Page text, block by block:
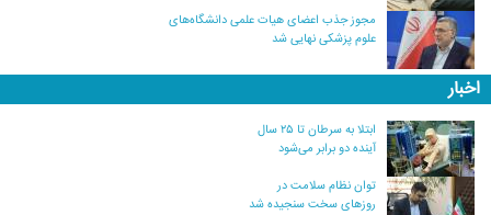
مجوز جذب اعضای هیات علمی دانشگاه‌های
علوم پزشکی نهایی شد
اخبار
ابتلا به سرطان تا ۲۵ سال
آینده دو برابر می‌شود
توان نظام سلامت در
روزهای سخت سنجیده شد